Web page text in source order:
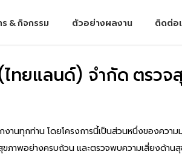
ร & กิจกรรม ตัวอย่างผลงาน ติดต่อ
ทยแลนด์) จำกัด ตรวจ
นทุกท่าน โดยโครงการนี้เป็นส่วนหนึ่งของควา
ภาพอย่างครบถ้วน และตรวจพบความเสี่ยงด้าน